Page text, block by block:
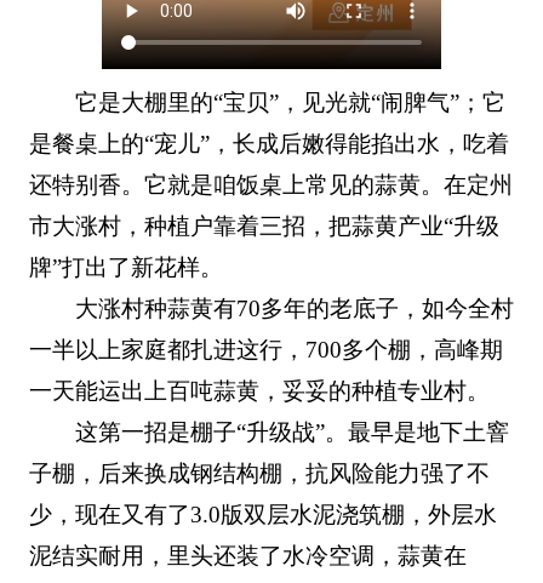
它是大棚里的“宝贝”，见光就“闹脾气”；它
是餐桌上的“宠儿”，长成后嫩得能掐出水，吃着
还特别香。它就是咱饭桌上常见的蒜黄。在定州
市大涨村，种植户靠着三招，把蒜黄产业“升级
牌”打出了新花样。
大涨村种蒜黄有70多年的老底子，如今全村
一半以上家庭都扎进这行，700多个棚，高峰期
一天能运出上百吨蒜黄，妥妥的种植专业村。
这第一招是棚子“升级战”。最早是地下土窨
子棚，后来换成钢结构棚，抗风险能力强了不
少，现在又有了3.0版双层水泥浇筑棚，外层水
泥结实耐用，里头还装了水冷空调，蒜黄在